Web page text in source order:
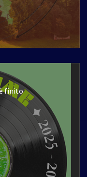
finito